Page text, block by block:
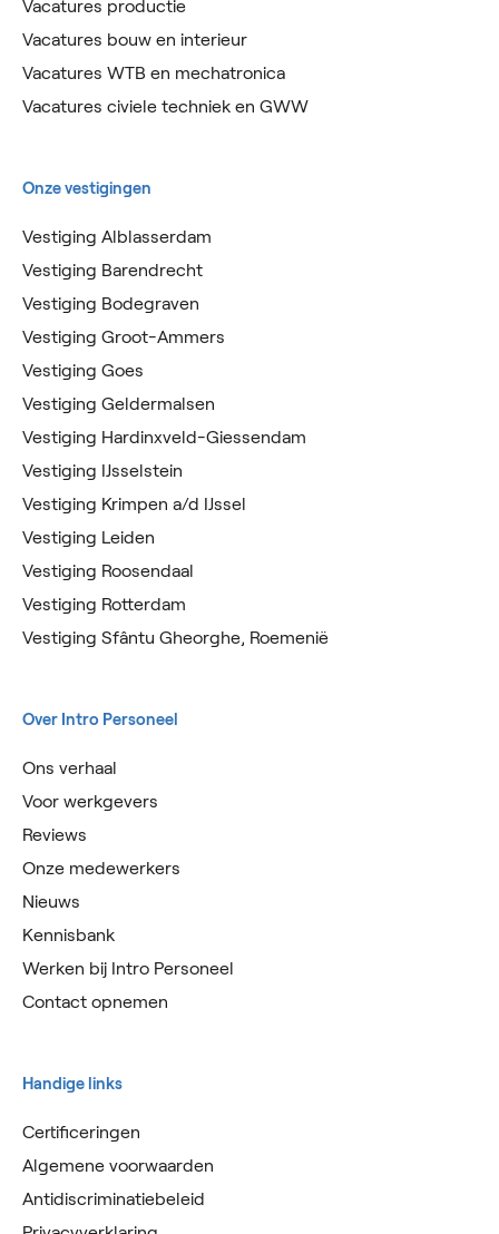
Vacatures productie
Vacatures bouw en interieur
Vacatures WTB en mechatronica
Vacatures civiele techniek en GWW
Onze vestigingen
Vestiging Alblasserdam
Vestiging Barendrecht
Vestiging Bodegraven
Vestiging Groot-Ammers
Vestiging Goes
Vestiging Geldermalsen
Vestiging Hardinxveld-Giessendam
Vestiging IJsselstein
Vestiging Krimpen a/d IJssel
Vestiging Leiden
Vestiging Roosendaal
Vestiging Rotterdam
Vestiging Sfântu Gheorghe, Roemenië
Over Intro Personeel
Ons verhaal
Voor werkgevers
Reviews
Onze medewerkers
Nieuws
Kennisbank
Werken bij Intro Personeel
Contact opnemen
Handige links
Certificeringen
Algemene voorwaarden
Antidiscriminatiebeleid